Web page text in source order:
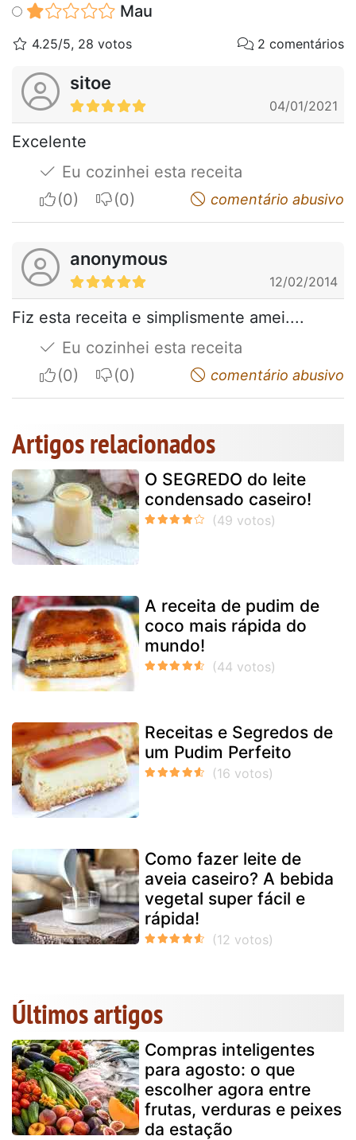
Mau
4.25/5, 28 votos 2 comentários
sitoe
04/01/2021
Excelente
Eu cozinhei esta receita
I apreciateI do not appreciatecomentário abusivo
anonymous
12/02/2014
Fiz esta receita e simplismente amei....
Eu cozinhei esta receita
I apreciateI do not appreciatecomentário abusivo
Artigos relacionados
O SEGREDO do leite
condensado caseiro!
A receita de pudim de
coco mais rápida do
mundo!
Receitas e Segredos de
um Pudim Perfeito
Como fazer leite de
aveia caseiro? A bebida
vegetal super fácil e
rápida!
Últimos artigos
Compras inteligentes
para agosto: o que
escolher agora entre
frutas, verduras e peixes
da estação